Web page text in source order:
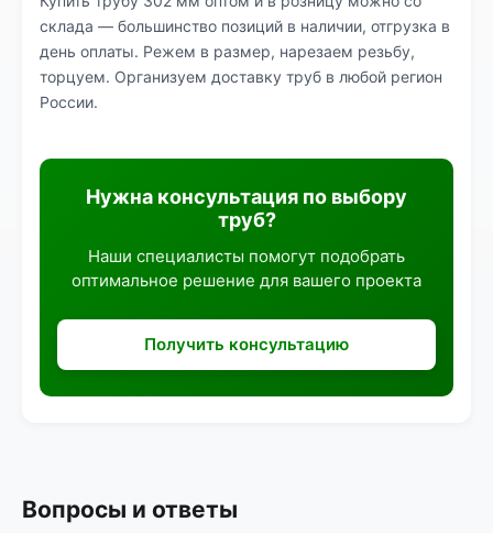
склада — большинство позиций в наличии, отгрузка в
день оплаты. Режем в размер, нарезаем резьбу,
торцуем. Организуем доставку труб в любой регион
России.
Нужна консультация по выбору
труб?
Наши специалисты помогут подобрать
оптимальное решение для вашего проекта
Получить консультацию
Вопросы и ответы